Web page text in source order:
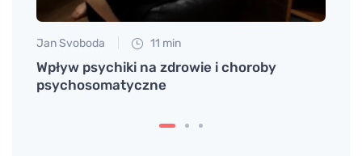
Jan Svoboda 11 min
Wpływ psychiki na zdrowie i choroby
psychosomatyczne